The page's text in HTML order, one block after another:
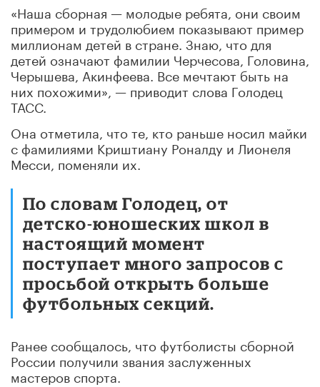
«Наша сборная — молодые ребята, они своим
примером и трудолюбием показывают пример
миллионам детей в стране. Знаю, что для
детей означают фамилии Черчесова, Головина,
Черышева, Акинфеева. Все мечтают быть на
них похожими», — приводит слова Голодец
ТАСС.
Она отметила, что те, кто раньше носил майки
с фамилиями Криштиану Роналду и Лионеля
Месси, поменяли их.
По словам Голодец, от
детско-юношеских школ в
настоящий момент
поступает много запросов с
просьбой открыть больше
футбольных секций.
Ранее сообщалось, что футболисты сборной
России получили звания заслуженных
мастеров спорта.